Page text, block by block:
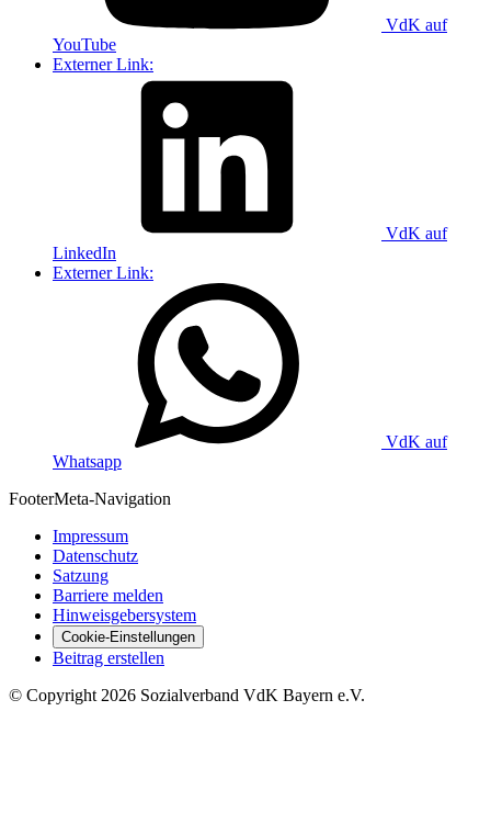
VdK auf
YouTube
Externer Link:
VdK auf
LinkedIn
Externer Link:
VdK auf
Whatsapp
FooterMeta-Navigation
Impressum
Datenschutz
Satzung
Barriere melden
Hinweisgebersystem
Cookie-Einstellungen
Beitrag erstellen
© Copyright 2026 Sozialverband VdK Bayern e.V.